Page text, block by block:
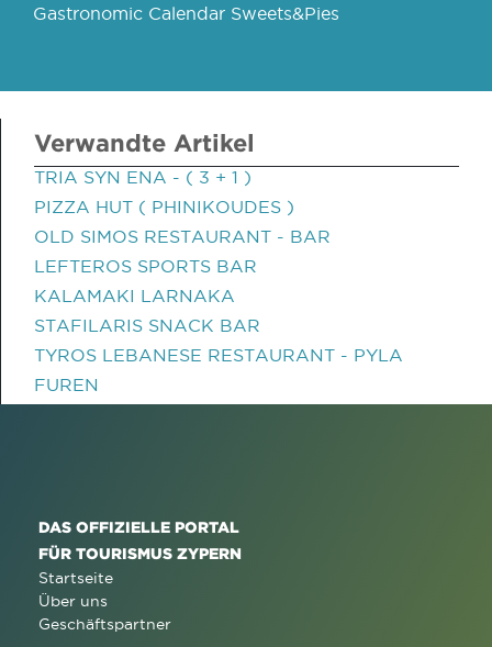
Gastronomic Calendar Sweets&Pies
Verwandte Artikel
TRIA SYN ENA - ( 3 + 1 )
PIZZA HUT ( PHINIKOUDES )
OLD SIMOS RESTAURANT - BAR
LEFTEROS SPORTS BAR
KALAMAKI LARNAKA
STAFILARIS SNACK BAR
TYROS LEBANESE RESTAURANT - PYLA
FUREN
DAS OFFIZIELLE PORTAL
FÜR TOURISMUS ZYPERN
Startseite
Über uns
Geschäftspartner